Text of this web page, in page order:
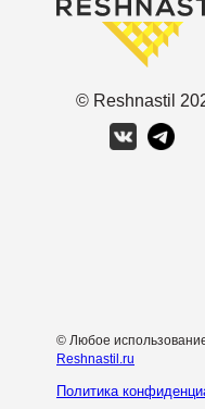
© Reshnastil
© Любое
Reshnastil.ru
Политика